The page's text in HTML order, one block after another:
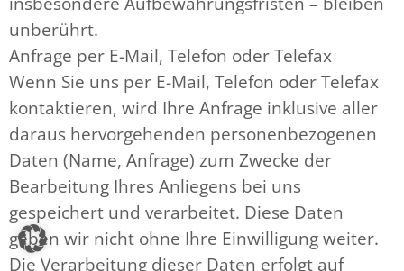
unberührt.
Anfrage per E-Mail, Telefon oder Telefax
Wenn Sie uns per E-Mail, Telefon oder Telefax
kontaktieren, wird Ihre Anfrage inklusive aller
daraus hervorgehenden personenbezogenen
Daten (Name, Anfrage) zum Zwecke der
Bearbeitung Ihres Anliegens bei uns
gespeichert und verarbeitet. Diese Daten
geben wir nicht ohne Ihre Einwilligung weiter.
Die Verarbeitung dieser Daten erfolgt auf